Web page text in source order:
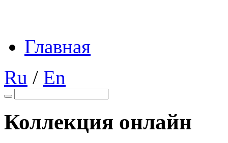
Главная
Ru / En
Коллекция онлайн